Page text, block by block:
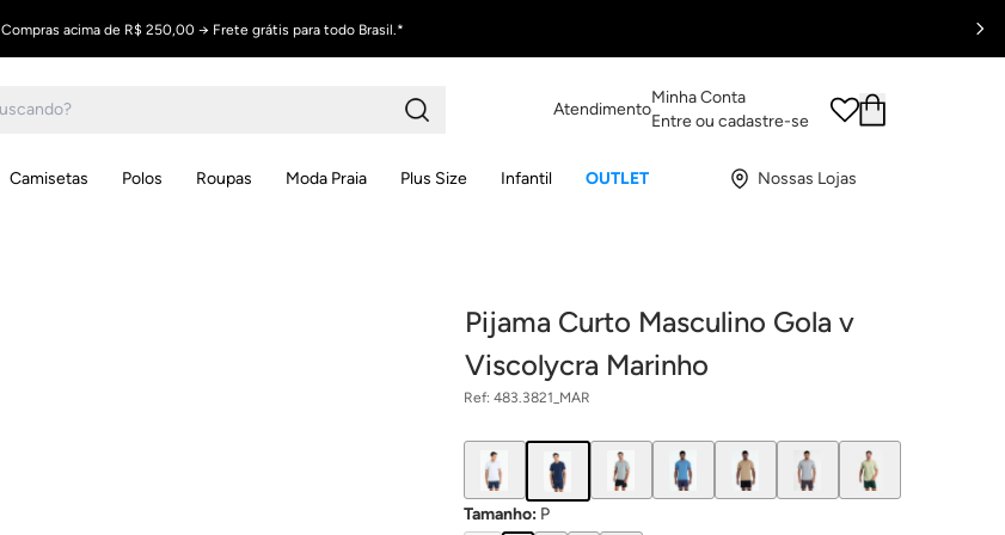
Compras acima de R$ 250,00 → Frete grátis para todo Brasil.*
Minha Conta
Entre ou cadastre-se
Atendimento
Camisetas Polos Roupas Moda Praia Plus Size Infantil OUTLET Nossas Lojas
Pijama Curto Masculino Gola v
Viscolycra Marinho
Ref: 483.3821_MAR
Tamanho:P